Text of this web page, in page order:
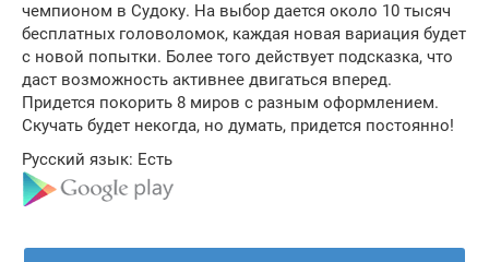
чемпионом в Судоку. На выбор дается около 10 тысяч
бесплатных головоломок, каждая новая вариация будет
с новой попытки. Более того действует подсказка, что
даст возможность активнее двигаться вперед.
Придется покорить 8 миров с разным оформлением.
Скучать будет некогда, но думать, придется постоянно!
Русский язык: Есть